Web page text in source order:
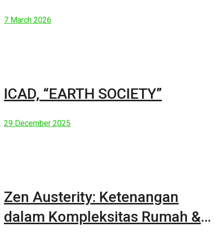
7 March 2026
ICAD, “EARTH SOCIETY”
29 December 2025
Zen Austerity: Ketenangan
dalam Kompleksitas Rumah &